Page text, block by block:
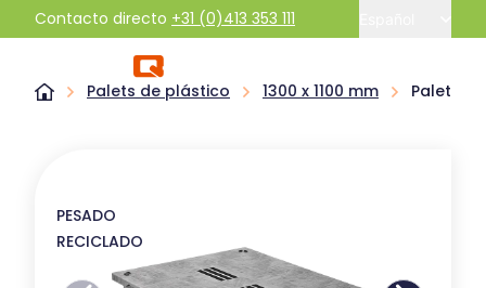
Contacto directo +31 (0)413 353 111
Palets de plástico 1300 x 1100 mm Palet
PESADO
RECICLADO